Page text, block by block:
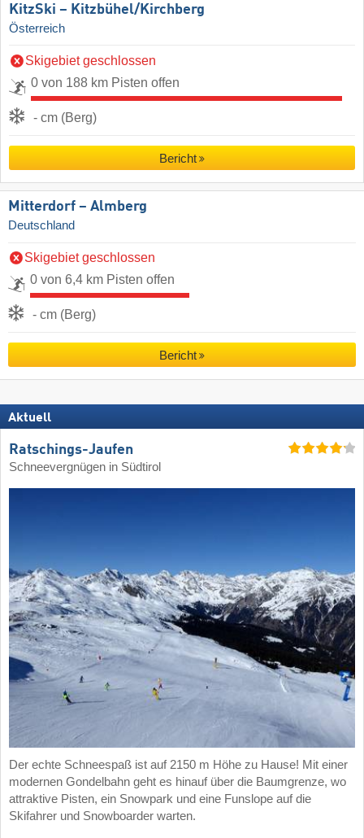
KitzSki – Kitzbühel/​Kirchberg
Österreich
Skigebiet geschlossen
0 von 188 km Pisten offen
- cm (Berg)
Bericht
Mitterdorf – Almberg
Deutschland
Skigebiet geschlossen
0 von 6,4 km Pisten offen
- cm (Berg)
Bericht
Aktuell
Ratschings-Jaufen
Schneevergnügen in Südtirol
Der echte Schneespaß ist auf 2150 m Höhe zu Hause! Mit einer
modernen Gondelbahn geht es hinauf über die Baumgrenze, wo
attraktive Pisten, ein Snowpark und eine Funslope auf die
Skifahrer und Snowboarder warten.